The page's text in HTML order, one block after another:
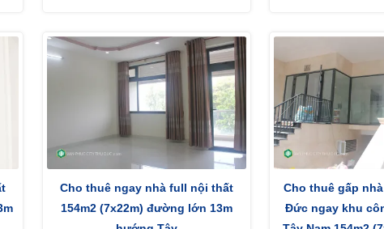
Cho thuê ngay nhà full nội thất
154m2 (7x22m) đường lớn 13m
Cho thuê gấp
Đức ngay khu